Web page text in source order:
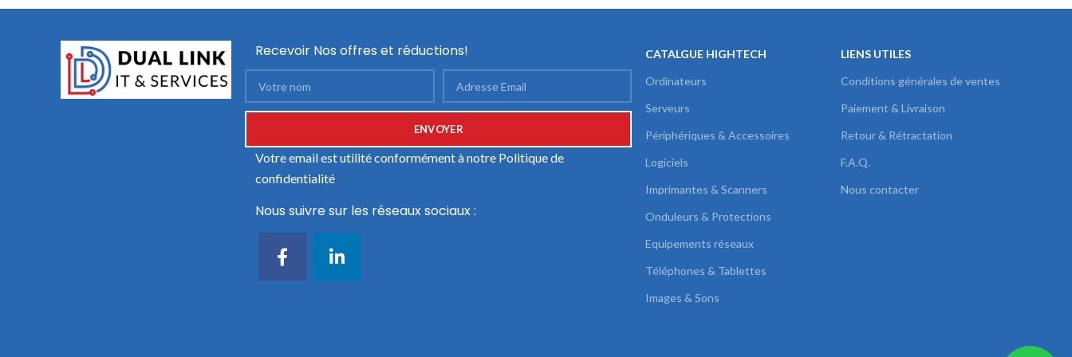
Recevoir Nos offres et réductions!
Votre email est utilité conformément à notre Politique de
confidentialité
Nous suivre sur les réseaux sociaux :
CATALGUE HIGHTECH
Ordinateurs
Serveurs
Périphériques & Accessoires
Logiciels
Imprimantes & Scanners
Onduleurs & Protections
Equipements réseaux
Téléphones & Tablettes
Images & Sons
LIENS UTILES
Conditions générales de ventes
Paiement & Livraison
Retour & Rétractation
F.A.Q.
Nous contacter